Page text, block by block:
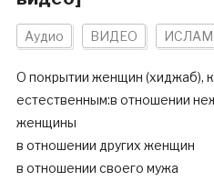
Аудио ВИДЕО ИСЛАМ
О покрытии женщин (хиджаб),
естественным:в отношении
женщины
в отношении других женщин
в отношении своего мужа